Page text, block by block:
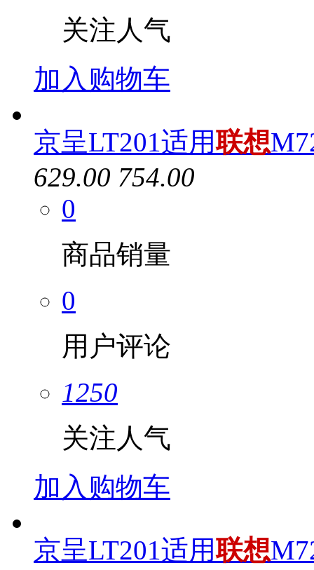
关注人气
加入购物车
京呈LT201适用联想
629.00 754.00
0
商品销量
0
用户评论
1250
关注人气
加入购物车
京呈LT201适用联想